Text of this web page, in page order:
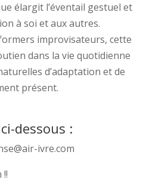
élargit l’éventail gestuel et
à soi et aux autres.
improvisateurs, cette
dans la vie quotidienne
d’adaptation et de
présent.
ci-dessous :
ivre.com